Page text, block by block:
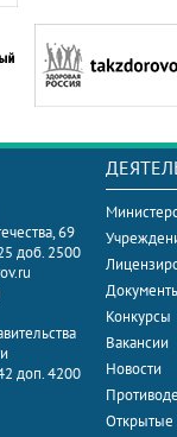
69
доб. 2500
доп. 4200
Конкурсы
Вакансии
Новости